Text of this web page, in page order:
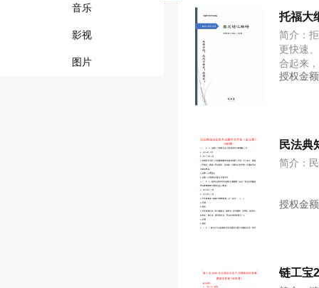
音乐
影视
图片
托福大
简介：
更快速
合起来
法、拆
授权金
民法典
简介：
授权金
链工宝